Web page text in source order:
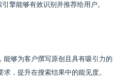
擎能够有效识别并推荐给用户。
够为客户撰写原创且具有吸引力的
，提升在搜索结果中的能见度。